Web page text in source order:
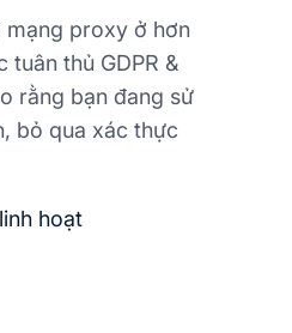
mạng proxy ở hơn
thủ GDPR &
rằng bạn đang sử
bỏ qua xác thực
hoạt